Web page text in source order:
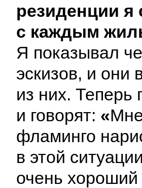
резиденции я
с каждым
Я показывал
эскизов, и они
из них. Теперь
и говорят: «
фламинго
в этой
очень хороший